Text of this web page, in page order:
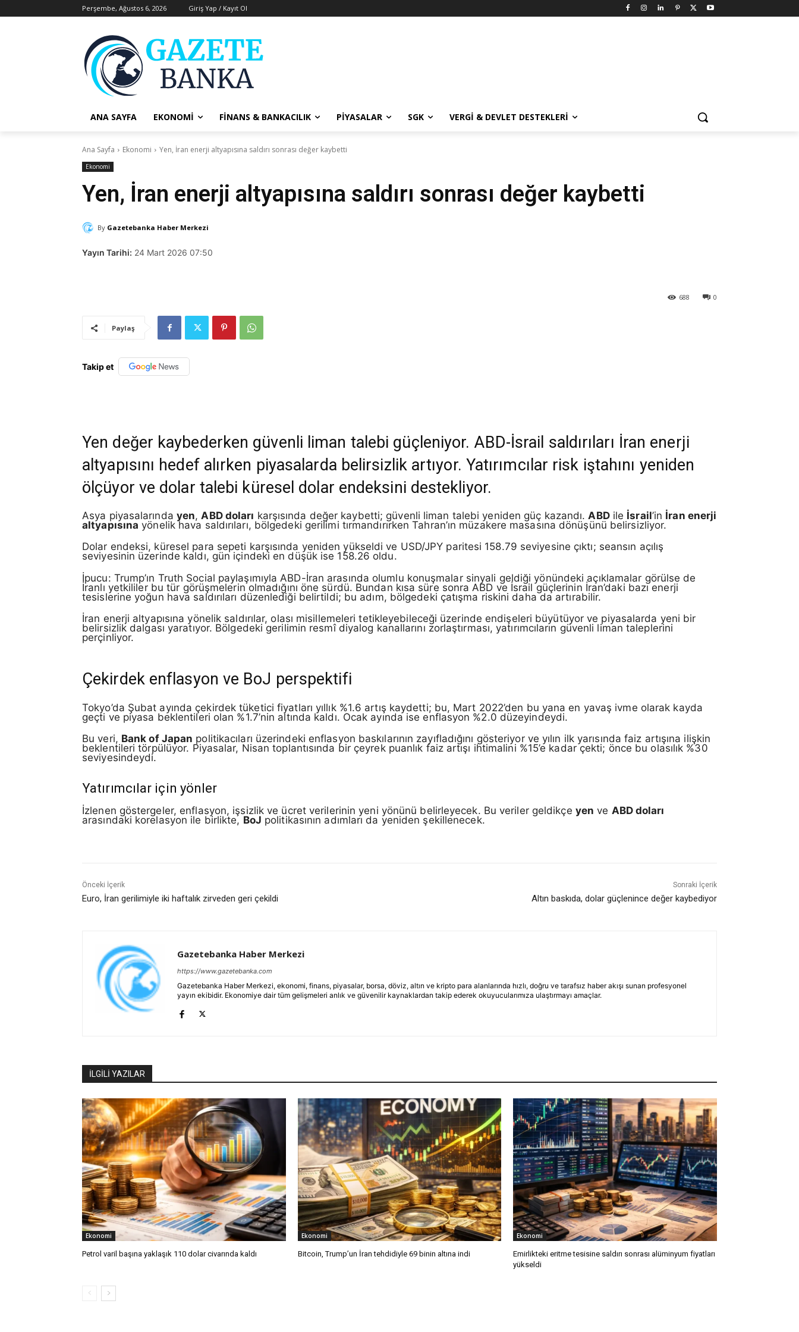
Perşembe, Ağustos 6, 2026 Giriş Yap / Kayıt Ol
ANA SAYFA EKONOMI FINANS & BANKACILIK PIYASALAR SGK VERGI & DEVLET DESTEKLERI
Ana Sayfa Ekonomi Yen, İran enerji altyapısına saldırı sonrası değer kaybetti
Ekonomi
Yen, İran enerji altyapısına saldırı sonrası değer kaybetti
By Gazetebanka Haber Merkezi
Yayın Tarihi: 24 Mart 2026 07:50
0
688
Paylaş
Takip et
Yen değer kaybederken güvenli liman talebi güçleniyor. ABD-İsrail saldırıları İran enerji
altyapısını hedef alırken piyasalarda belirsizlik artıyor. Yatırımcılar risk iştahını yeniden
ölçüyor ve dolar talebi küresel dolar endeksini destekliyor.
Asya piyasalarında yen, ABD doları karşısında değer kaybetti; güvenli liman talebi yeniden güç kazandı. ABDile İsrail’in İran enerji
altyapısına yönelik hava saldırıları, bölgedeki gerilimi tırmandırırken Tahran’ın müzakere masasına dönüşünü belirsizliyor.
Dolar endeksi, küresel para sepeti karşısında yeniden yükseldi ve USD/JPY paritesi 158.79 seviyesine çıktı; seansın açılış
seviyesinin üzerinde kaldı, gün içindeki en düşük ise 158.26 oldu.
İpucu: Trump’ın Truth Social paylaşımıyla ABD-İran arasında olumlu konuşmalar sinyali geldiği yönündeki açıklamalar görülse de
İranlı yetkililer bu tür görüşmelerin olmadığını öne sürdü. Bundan kısa süre sonra ABD ve İsrail güçlerinin İran’daki bazı enerji
tesislerine yoğun hava saldırıları düzenlediği belirtildi; bu adım, bölgedeki çatışma riskini daha da artırabilir.
İran enerji altyapısına yönelik saldırılar, olası misillemeleri tetikleyebileceği üzerinde endişeleri büyütüyor ve piyasalarda yeni bir
belirsizlik dalgası yaratıyor. Bölgedeki gerilimin resmî diyalog kanallarını zorlaştırması, yatırımcıların güvenli liman taleplerini
perçinliyor.
Çekirdek enflasyon ve BoJ perspektifi
Tokyo’da Şubat ayında çekirdek tüketici fiyatları yıllık %1.6 artış kaydetti; bu, Mart 2022’den bu yana en yavaş ivme olarak kayda
geçti ve piyasa beklentileri olan %1.7’nin altında kaldı. Ocak ayında ise enflasyon %2.0 düzeyindeydi.
Bu veri, Bank of Japan politikacıları üzerindeki enflasyon baskılarının zayıfladığını gösteriyor ve yılın ilk yarısında faiz artışına ilişkin
beklentileri törpülüyor. Piyasalar, Nisan toplantısında bir çeyrek puanlık faiz artışı ihtimalini %15’e kadar çekti; önce bu olasılık %30
seviyesindeydi.
Yatırımcılar için yönler
İzlenen göstergeler, enflasyon, işsizlik ve ücret verilerinin yeni yönünü belirleyecek. Bu veriler geldikçe yen ve ABD doları
arasındaki korelasyon ile birlikte, BoJ politikasının adımları da yeniden şekillenecek.
Önceki İçerik
Euro, İran gerilimiyle iki haftalık zirveden geri çekildi
Sonraki İçerik
Altın baskıda, dolar güçlenince değer kaybediyor
Gazetebanka Haber Merkezi
https://www.gazetebanka.com
Gazetebanka Haber Merkezi, ekonomi, finans, piyasalar, borsa, döviz, altın ve kripto para alanlarında hızlı, doğru ve tarafsız haber akışı sunan profesyonel
yayın ekibidir. Ekonomiye dair tüm gelişmeleri anlık ve güvenilir kaynaklardan takip ederek okuyucularımıza ulaştırmayı amaçlar.
İLGİLİ YAZILAR
Ekonomi
Petrol varil başına yaklaşık 110 dolar civarında kaldı
Ekonomi
Bitcoin, Trump’un İran tehdidiyle 69 binin altına indi
Ekonomi
Emirlikteki eritme tesisine saldırı sonrası alüminyum fiyatları
yükseldi